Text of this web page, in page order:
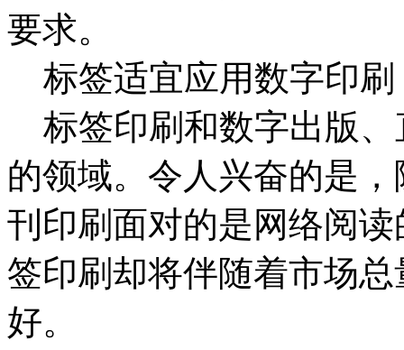
要求。
标签适宜应用数字印刷
标签印刷和数字出版、
的领域。令人兴奋的是
刊印刷面对的是网络阅
签印刷却将伴随着市场
好。